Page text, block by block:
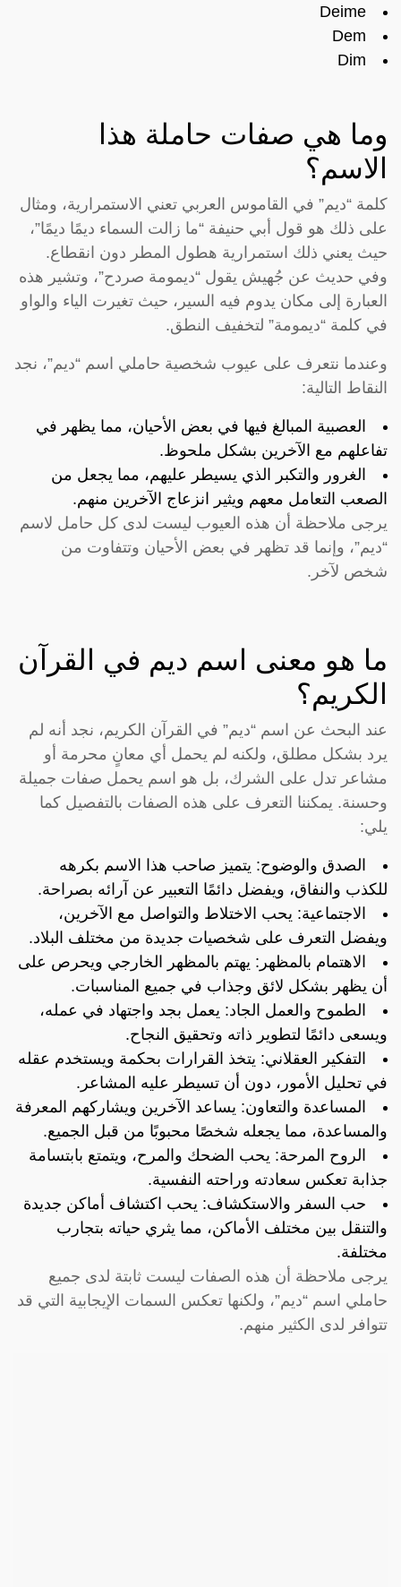
Deime
Dem
Dim
وما هي صفات حاملة هذا
الاسم؟
كلمة “ديم” في القاموس العربي تعني الاستمرارية، ومثال
على ذلك هو قول أبي حنيفة “ما زالت السماء ديمًا ديمًا”،
حيث يعني ذلك استمرارية هطول المطر دون انقطاع.
وفي حديث عن جُهيش يقول “ديمومة صردح”، وتشير هذه
العبارة إلى مكان يدوم فيه السير، حيث تغيرت الياء والواو
في كلمة “ديمومة” لتخفيف النطق.
وعندما نتعرف على عيوب شخصية حاملي اسم “ديم”، نجد
النقاط التالية:
العصبية المبالغ فيها في بعض الأحيان، مما يظهر في
تفاعلهم مع الآخرين بشكل ملحوظ.
الغرور والتكبر الذي يسيطر عليهم، مما يجعل من
الصعب التعامل معهم ويثير انزعاج الآخرين منهم.
يرجى ملاحظة أن هذه العيوب ليست لدى كل حامل لاسم
“ديم”، وإنما قد تظهر في بعض الأحيان وتتفاوت من
شخص لآخر.
ما هو معنى اسم ديم في القرآن
الكريم؟
عند البحث عن اسم “ديم” في القرآن الكريم، نجد أنه لم
يرد بشكل مطلق، ولكنه لم يحمل أي معانٍ محرمة أو
مشاعر تدل على الشرك، بل هو اسم يحمل صفات جميلة
وحسنة. يمكننا التعرف على هذه الصفات بالتفصيل كما
يلي:
الصدق والوضوح: يتميز صاحب هذا الاسم بكرهه
للكذب والنفاق، ويفضل دائمًا التعبير عن آرائه بصراحة.
الاجتماعية: يحب الاختلاط والتواصل مع الآخرين،
ويفضل التعرف على شخصيات جديدة من مختلف البلاد.
الاهتمام بالمظهر: يهتم بالمظهر الخارجي ويحرص على
أن يظهر بشكل لائق وجذاب في جميع المناسبات.
الطموح والعمل الجاد: يعمل بجد واجتهاد في عمله،
ويسعى دائمًا لتطوير ذاته وتحقيق النجاح.
التفكير العقلاني: يتخذ القرارات بحكمة ويستخدم عقله
في تحليل الأمور، دون أن تسيطر عليه المشاعر.
المساعدة والتعاون: يساعد الآخرين ويشاركهم المعرفة
والمساعدة، مما يجعله شخصًا محبوبًا من قبل الجميع.
الروح المرحة: يحب الضحك والمرح، ويتمتع بابتسامة
جذابة تعكس سعادته وراحته النفسية.
حب السفر والاستكشاف: يحب اكتشاف أماكن جديدة
والتنقل بين مختلف الأماكن، مما يثري حياته بتجارب
مختلفة.
يرجى ملاحظة أن هذه الصفات ليست ثابتة لدى جميع
حاملي اسم “ديم”، ولكنها تعكس السمات الإيجابية التي قد
تتوافر لدى الكثير منهم.